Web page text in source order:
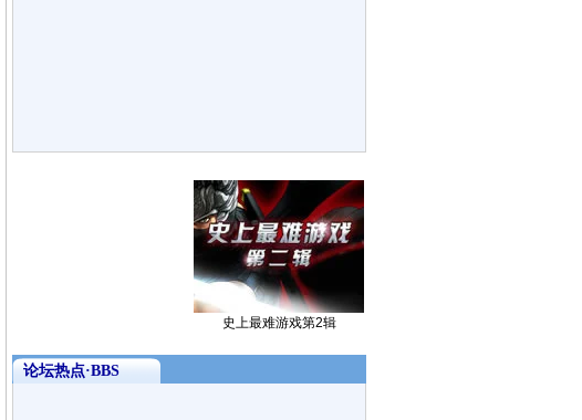
史上最难游戏第2辑
论坛热点·BBS